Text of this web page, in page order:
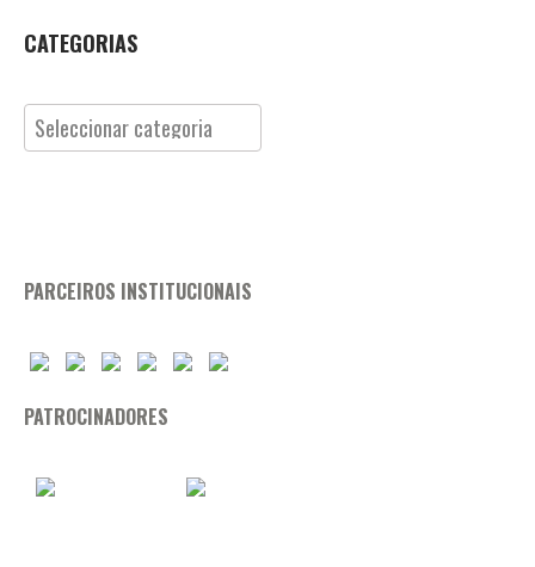
CATEGORIAS
Categorias
PARCEIROS INSTITUCIONAIS
PATROCINADORES